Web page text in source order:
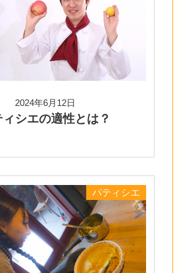
2024年6月12日
シエの適性とは？
パティシエ